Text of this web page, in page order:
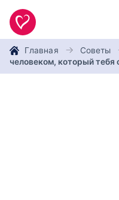
Главная Советы
человеком, который тебя